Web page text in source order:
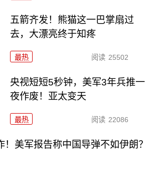
五箭齐发！熊猫这一巴掌扇过
去，大漂亮终于知疼
最热 阅读 25502
央视短短5秒钟，美军3年兵推一
夜作废！亚太变天
最热 阅读 22086
！美军报告称中国导弹不如伊朗？